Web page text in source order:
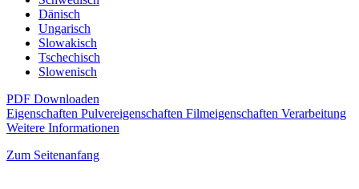
Dänisch
Ungarisch
Slowakisch
Tschechisch
Slowenisch
PDF Downloaden
Eigenschaften Pulvereigenschaften Filmeigenschaften Verarbeitung
Weitere Informationen
Zum Seitenanfang